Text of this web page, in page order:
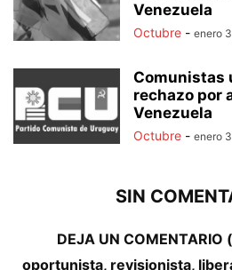
Venezuela
Octubre - enero
Comunistas
rechazo por
Venezuela
Octubre - enero
SIN
DEJA UN
oportunista, revisionista,